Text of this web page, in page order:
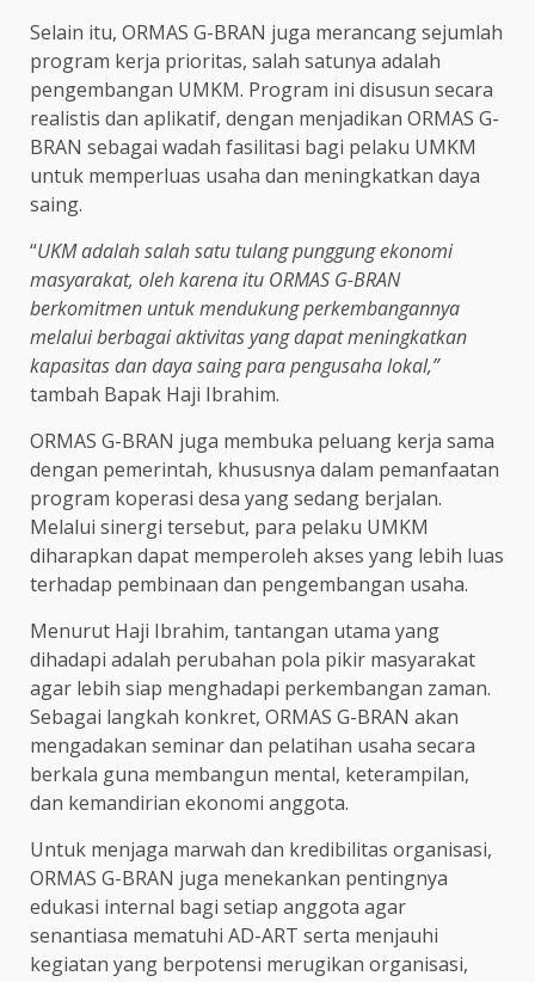
Selain itu, ORMAS G-BRAN juga merancang sejumlah
program kerja prioritas, salah satunya adalah
pengembangan UMKM. Program ini disusun secara
realistis dan aplikatif, dengan menjadikan ORMAS G-
BRAN sebagai wadah fasilitasi bagi pelaku UMKM
untuk memperluas usaha dan meningkatkan daya
saing.
“UKM adalah salah satu tulang punggung ekonomi
masyarakat, oleh karena itu ORMAS G-BRAN
berkomitmen untuk mendukung perkembangannya
melalui berbagai aktivitas yang dapat meningkatkan
kapasitas dan daya saing para pengusaha lokal,”
tambah Bapak Haji Ibrahim.
ORMAS G-BRAN juga membuka peluang kerja sama
dengan pemerintah, khususnya dalam pemanfaatan
program koperasi desa yang sedang berjalan.
Melalui sinergi tersebut, para pelaku UMKM
diharapkan dapat memperoleh akses yang lebih luas
terhadap pembinaan dan pengembangan usaha.
Menurut Haji Ibrahim, tantangan utama yang
dihadapi adalah perubahan pola pikir masyarakat
agar lebih siap menghadapi perkembangan zaman.
Sebagai langkah konkret, ORMAS G-BRAN akan
mengadakan seminar dan pelatihan usaha secara
berkala guna membangun mental, keterampilan,
dan kemandirian ekonomi anggota.
Untuk menjaga marwah dan kredibilitas organisasi,
ORMAS G-BRAN juga menekankan pentingnya
edukasi internal bagi setiap anggota agar
senantiasa mematuhi AD-ART serta menjauhi
kegiatan yang berpotensi merugikan organisasi,